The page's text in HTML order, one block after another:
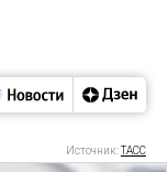
Источник:ТАСС